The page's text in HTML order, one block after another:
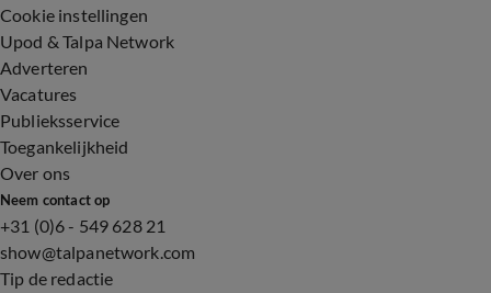
Cookie instellingen
Upod & Talpa Network
Adverteren
Vacatures
Publieksservice
Toegankelijkheid
Over ons
Neem contact op
+31 (0)6 - 549 628 21
show@talpanetwork.com
Tip de redactie